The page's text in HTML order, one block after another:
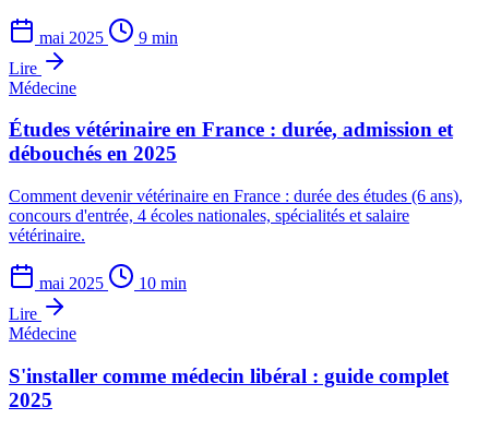
mai 2025
9 min
Lire
Médecine
Études vétérinaire en France : durée, admission et
débouchés en 2025
Comment devenir vétérinaire en France : durée des études (6 ans),
concours d'entrée, 4 écoles nationales, spécialités et salaire
vétérinaire.
mai 2025
10 min
Lire
Médecine
S'installer comme médecin libéral : guide complet
2025